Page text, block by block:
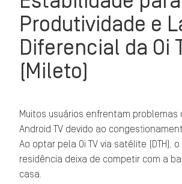
Produtividade e
Diferencial da Oi
(Mileto)
Muitos usuários enfrentam problemas
Android TV devido ao
Ao optar pela Oi TV via satélite (DTH),
residência deixa de competir com a
casa.